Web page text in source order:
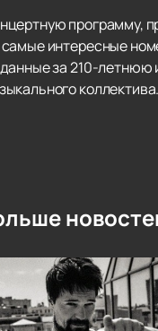
программу,
интересные
за 210-летнюю
коллектива.